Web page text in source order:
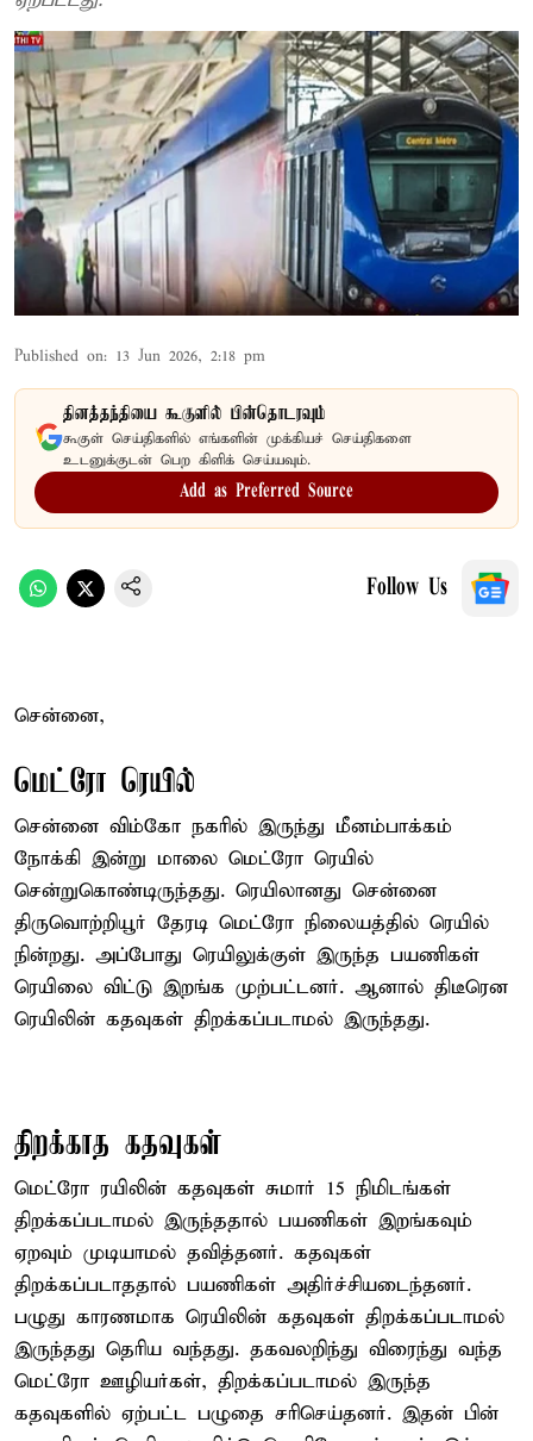
Published on: 13 Jun 2026, 2:18 pm
தினத்தந்தியை கூகுளில் பின்தொடரவும்
கூகுள் செய்திகளில் எங்களின் முக்கியச் செய்திகளை
உடனுக்குடன் பெற கிளிக் செய்யவும்.
Add as Preferred Source
Follow Us
சென்னை,
மெட்ரோ ரெயில்
சென்னை விம்கோ நகரில் இருந்து மீனம்பாக்கம்
நோக்கி இன்று மாலை மெட்ரோ ரெயில்
சென்றுகொண்டிருந்தது. ரெயிலானது சென்னை
திருவொற்றியூர் தேரடி மெட்ரோ நிலையத்தில் ரெயில்
நின்றது. அப்போது ரெயிலுக்குள் இருந்த பயணிகள்
ரெயிலை விட்டு இறங்க முற்பட்டனர். ஆனால் திடீரென
ரெயிலின் கதவுகள் திறக்கப்படாமல் இருந்தது.
திறக்காத கதவுகள்
மெட்ரோ ரயிலின் கதவுகள் சுமார் 15 நிமிடங்கள்
திறக்கப்படாமல் இருந்ததால் பயணிகள் இறங்கவும்
ஏறவும் முடியாமல் தவித்தனர். கதவுகள்
திறக்கப்படாததால் பயணிகள் அதிர்ச்சியடைந்தனர்.
பழுது காரணமாக ரெயிலின் கதவுகள் திறக்கப்படாமல்
இருந்தது தெரிய வந்தது. தகவலறிந்து விரைந்து வந்த
மெட்ரோ ஊழியர்கள், திறக்கப்படாமல் இருந்த
கதவுகளில் ஏற்பட்ட பழுதை சரிசெய்தனர். இதன் பின்